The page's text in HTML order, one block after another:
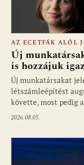
Fotó: media1.hu
AZ ECETFÁK ALÓL
Új
is hozzájuk
Új munkatársakat
létszámleépítést
követte, most pedig
2026.08.05.